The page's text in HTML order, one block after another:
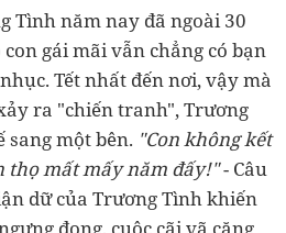
Tình năm nay đã ngoài 30
gái mãi vẫn chẳng có bạn
Tết nhất đến nơi, vậy mà
ra "chiến tranh", Trương
sang một bên. "Con không kết
thọ mất mấy năm đấy!"- Câu
dữ của Trương Tình khiến
đọng, cuộc cãi vã căng